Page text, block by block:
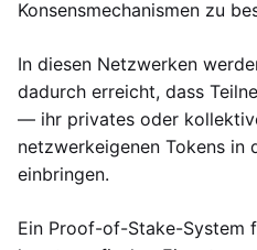
Konsensmechanismen zu
In diesen Netzwerken
dadurch erreicht, dass
— ihr privates oder
netzwerkeigenen Tokens in
einbringen.
Ein Proof-of-Stake-System